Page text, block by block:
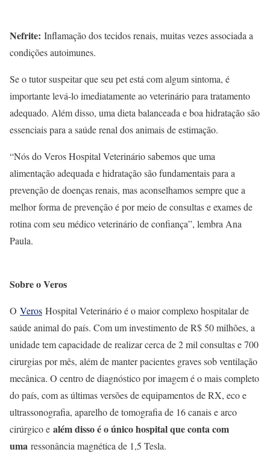
Nefrite: Inflamação dos tecidos renais, muitas vezes associada a
condições autoimunes.
Se o tutor suspeitar que seu pet está com algum sintoma, é
importante levá-lo imediatamente ao veterinário para tratamento
adequado. Além disso, uma dieta balanceada e boa hidratação são
essenciais para a saúde renal dos animais de estimação.
“Nós do Veros Hospital Veterinário sabemos que uma
alimentação adequada e hidratação são fundamentais para a
prevenção de doenças renais, mas aconselhamos sempre que a
melhor forma de prevenção é por meio de consultas e exames de
rotina com seu médico veterinário de confiança”, lembra Ana
Paula.
Sobre o Veros
O Veros Hospital Veterinário é o maior complexo hospitalar de
saúde animal do país. Com um investimento de R$ 50 milhões, a
unidade tem capacidade de realizar cerca de 2 mil consultas e 700
cirurgias por mês, além de manter pacientes graves sob ventilação
mecânica. O centro de diagnóstico por imagem é o mais completo
do país, com as últimas versões de equipamentos de RX, eco e
ultrassonografia, aparelho de tomografia de 16 canais e arco
cirúrgico e além disso é o único hospital que conta com
uma ressonância magnética de 1,5 Tesla.